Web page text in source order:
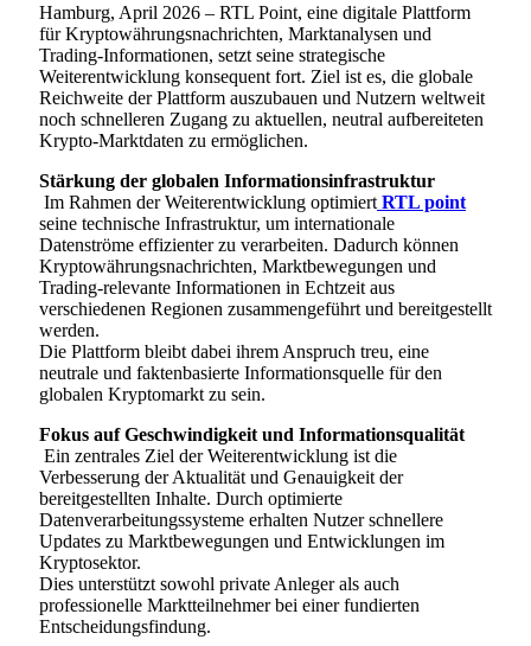
Hamburg, April 2026 – RTL Point, eine digitale Plattform
für Kryptowährungsnachrichten, Marktanalysen und
Trading-Informationen, setzt seine strategische
Weiterentwicklung konsequent fort. Ziel ist es, die globale
Reichweite der Plattform auszubauen und Nutzern weltweit
noch schnelleren Zugang zu aktuellen, neutral aufbereiteten
Krypto-Marktdaten zu ermöglichen.
Stärkung der globalen Informationsinfrastruktur
Im Rahmen der Weiterentwicklung optimiert RTL point
seine technische Infrastruktur, um internationale
Datenströme effizienter zu verarbeiten. Dadurch können
Kryptowährungsnachrichten, Marktbewegungen und
Trading-relevante Informationen in Echtzeit aus
verschiedenen Regionen zusammengeführt und bereitgestellt
werden.
Die Plattform bleibt dabei ihrem Anspruch treu, eine
neutrale und faktenbasierte Informationsquelle für den
globalen Kryptomarkt zu sein.
Fokus auf Geschwindigkeit und Informationsqualität
Ein zentrales Ziel der Weiterentwicklung ist die
Verbesserung der Aktualität und Genauigkeit der
bereitgestellten Inhalte. Durch optimierte
Datenverarbeitungssysteme erhalten Nutzer schnellere
Updates zu Marktbewegungen und Entwicklungen im
Kryptosektor.
Dies unterstützt sowohl private Anleger als auch
professionelle Marktteilnehmer bei einer fundierten
Entscheidungsfindung.